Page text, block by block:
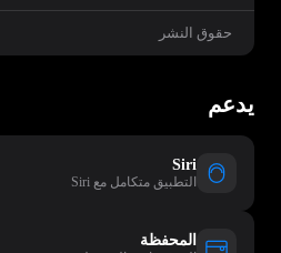
حقوق النشر
يدعم
Siri
التطبيق متكامل مع Siri
المحفظة